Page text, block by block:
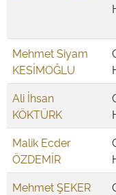
Mehmet Siyam
KESİMOĞLU
Ali İhsan
KÖKTÜRK
Malik Ecder
ÖZDEMİR
Mehmet ŞEKER